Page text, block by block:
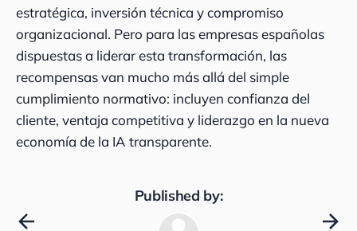
estratégica, inversión técnica y compromiso
organizacional. Pero para las empresas españolas
dispuestas a liderar esta transformación, las
recompensas van mucho más allá del simple
cumplimiento normativo: incluyen confianza del
cliente, ventaja competitiva y liderazgo en la nueva
economía de la IA transparente.
Published by: